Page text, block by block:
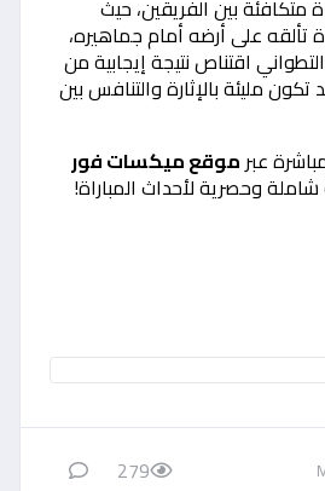
متكافئة بين الفريقين، حيث
تألقه على أرضه أمام جماهيره،
اقتناص نتيجة إيجابية من
مليئة بالإثارة والتنافس بين
عبرموقع ميكسات فور
وحصرية لأحداث المباراة!
279